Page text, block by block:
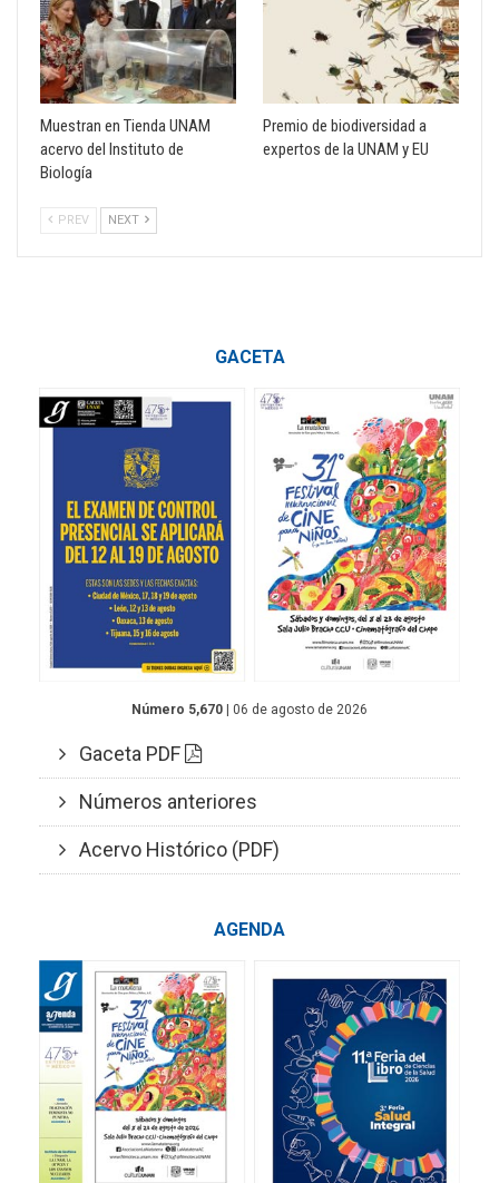
Muestran en Tienda UNAM
acervo del Instituto de
Biología
Premio de biodiversidad a
expertos de la UNAM y EU
PREV NEXT
GACETA
Número 5,670 | 06 de agosto de 2026
Gaceta PDF
Números anteriores
Acervo Histórico (PDF)
AGENDA